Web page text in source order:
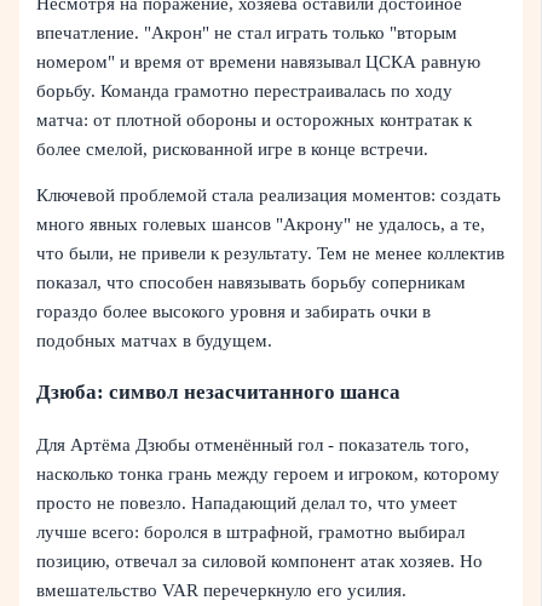
впечатление. "Акрон" не стал играть только "вторым
номером" и время от времени навязывал ЦСКА равную
борьбу. Команда грамотно перестраивалась по ходу
матча: от плотной обороны и осторожных контратак к
более смелой, рискованной игре в конце встречи.
Ключевой проблемой стала реализация моментов: создать
много явных голевых шансов "Акрону" не удалось, а те,
что были, не привели к результату. Тем не менее коллектив
показал, что способен навязывать борьбу соперникам
гораздо более высокого уровня и забирать очки в
подобных матчах в будущем.
Дзюба: символ незасчитанного шанса
Для Артёма Дзюбы отменённый гол - показатель того,
насколько тонка грань между героем и игроком, которому
просто не повезло. Нападающий делал то, что умеет
лучше всего: боролся в штрафной, грамотно выбирал
позицию, отвечал за силовой компонент атак хозяев. Но
вмешательство VAR перечеркнуло его усилия.